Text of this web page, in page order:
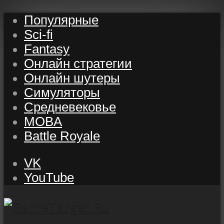
Популярные
Sci-fi
Fantasy
Онлайн стратегии
Онлайн шутеры
Симуляторы
Средневековье
MOBA
Battle Royale
VK
YouTube